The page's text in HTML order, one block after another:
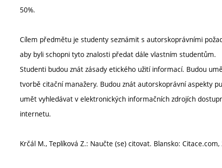
50%.
Cílem předmětu je studenty seznámit s autorskoprávními
aby byli schopni tyto znalosti předat dále vlastním studentům.
Studenti budou znát zásady etického užití informací. Budou
tvorbě citační manažery. Budou znát autorskoprávní aspekty
umět vyhledávat v elektronických informačních zdrojích
internetu.
Krčál M., Teplíková Z.: Naučte (se) citovat. Blansko: